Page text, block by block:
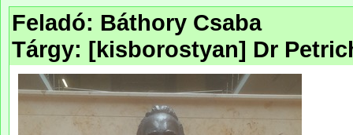
Feladó: Báthory Csaba
Tárgy: [kisborostyan] Dr